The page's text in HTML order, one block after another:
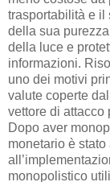
trasportabilità e il
della sua
della luce e
informazioni.
uno dei motivi
valute coperte
vettore di attacco
Dopo aver
monetario è
monopolistico